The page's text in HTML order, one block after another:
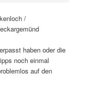
/
haben oder die
noch einmal
auf den